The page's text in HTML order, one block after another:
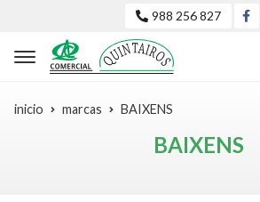
988 256 827
inicio marcas BAIXENS
BAIXENS